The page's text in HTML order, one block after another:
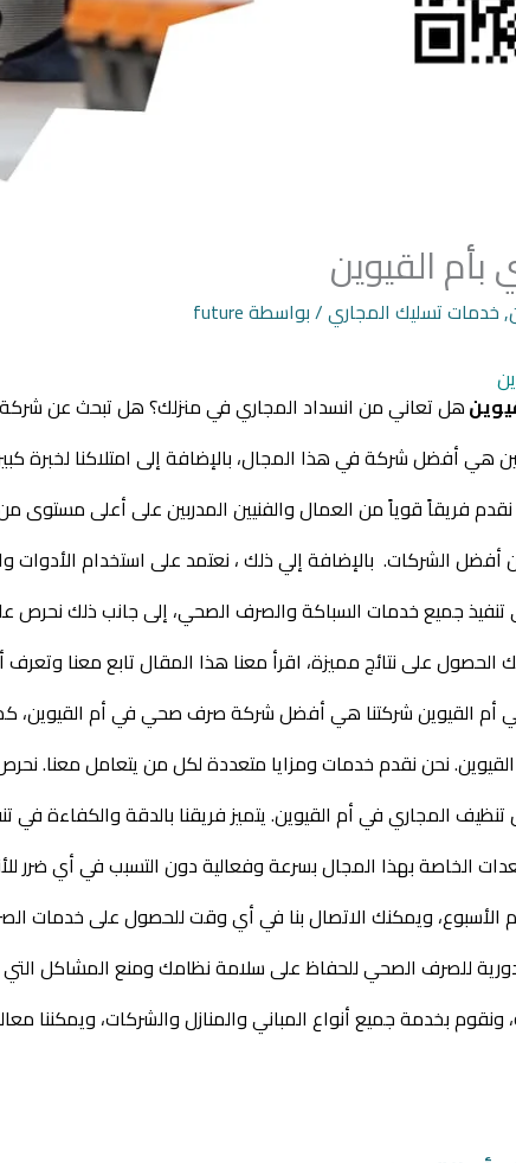
القيوين
,خدمات تسليك المجاري/ بواسطةfuture
هل تعاني من انسداد المجاري في منزلك؟ هل تبحث عن
هي أفضل شركة في هذا المجال، بالإضافة إلى امتلاكنا لخبرة
نقدم فريقاً قوياً من العمال والفنيين المدربين على أعلىمستوى من
أفضل الشركات. بالإضافة إلي ذلك ، نعتمد على استخدام الأدوات
تنفيذ جميع خدمات السباكةوالصرف الصحي، إلى جانب ذلك نحرص
الحصول علىنتائج مميزة، اقرأ معنا هذا المقال تابع معنا وتعرف
أم القيوين شركتنا هي أفضل شركة صرف صحي في أم القيوين،
نحن نقدم خدمات ومزايا متعددة لكل من يتعامل معنا.
المجاري في أم القيوين. يتميز فريقنا بالدقة والكفاءة في
الخاصة بهذا المجال بسرعة وفعالية دون التسبب في أي ضرر
الأسبوع، ويمكنك الاتصال بنا في أي وقت للحصولعلى خدمات
للصرف الصحي للحفاظ علىسلامة نظامك ومنع المشاكل
ونقوم بخدمة جميعأنواع المباني والمنازل والشركات،